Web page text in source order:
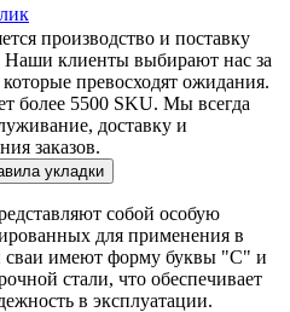
производство и поставку
клиенты выбирают нас за
превосходят ожидания.
более 5500 SKU. Мы всегда
доставку и
заказов.
укладки
собой особую
для применения в
сваи имеют форму буквы "С" и
стали, что обеспечивает
в эксплуатации.